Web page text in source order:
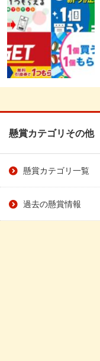
懸賞カテゴリその他
懸賞カテゴリ一覧
過去の懸賞情報